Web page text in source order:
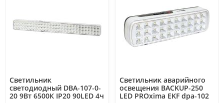
Светильник
светодиодный DBA-107-0-
20 9Вт 6500К IP20 90LED 4ч
Светильник аварийного
освещения BACKUP-250
LED PROxima EKF dpa-102